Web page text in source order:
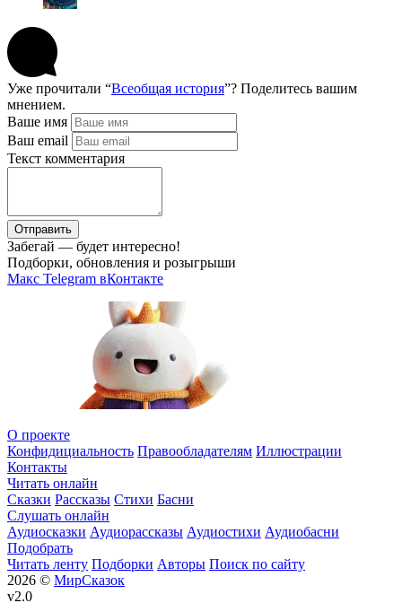
Уже прочитали “Всеобщая история”? Поделитесь вашим
мнением.
Ваше имя
Ваш email
Текст комментария
Отправить
Забегай — будет интересно!
Подборки, обновления и розыгрыши
Макс Telegram вКонтакте
О проекте
Конфидициальность Правообладателям Иллюстрации
Контакты
Читать онлайн
Сказки Рассказы Стихи Басни
Слушать онлайн
Аудиосказки Аудиорассказы Аудиостихи Аудиобасни
Подобрать
Читать ленту Подборки Авторы Поиск по сайту
2026 © МирСказок
v2.0